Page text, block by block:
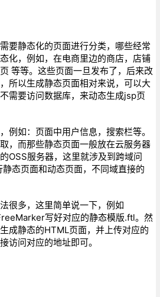
要静态化的页面进行分类，哪些经常
化，例如，在电商里边的商店，店铺
等等。这些页面一旦发布了，后来改
所以生成静态页面相对来说，可以大
需要访问数据库，来动态生成jsp页
例如：页面中用户信息，搜索栏等。
，而那些静态页面一般放在云服务器
OSS服务器，这里就涉及到跨域问
态页面和动态页面，不同域直接的
很多，这里简单说一下，例如
写好对应的静态模版.ftl。然
成静态的HTML页面，并上传对应的
访问对应的地址即可。